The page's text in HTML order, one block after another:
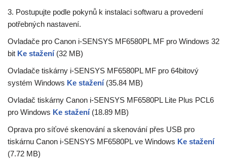
3. Postupujte podle pokynů k instalaci softwaru a provedení
potřebných nastavení.
Ovladače pro Canon i-SENSYS MF6580PL MF pro Windows 32
bit Ke stažení (32 MB)
Ovladače tiskárny i-SENSYS MF6580PL MF pro 64bitový
systém Windows Ke stažení (35.84 MB)
Ovladač tiskárny Canon i-SENSYS MF6580PL Lite Plus PCL6
pro Windows Ke stažení (18.89 MB)
Oprava pro síťové skenování a skenování přes USB pro
tiskárnu Canon i-SENSYS MF6580PL ve Windows Ke stažení
(7.72 MB)